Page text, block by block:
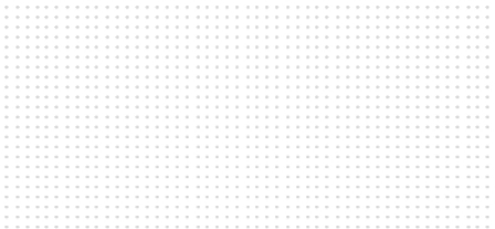
BRAND EXPERIENCES
Förbindelsehallen är ingen lokal för de ödmjuka
evenemangen. Förbindelsehallen är är
Slakthusområdets flaggskepp, omgivet av charmiga
gränder, restauranger, barer och givetvis i direkt
anslutning till systerlokalerna Fållan, Bar15 & Fållan
Park.